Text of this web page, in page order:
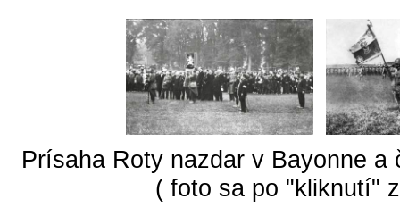
Prísaha Roty nazdar v Bayonne a
( foto sa po "kliknutí"